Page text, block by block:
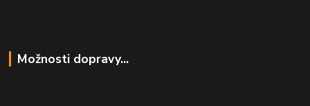
Možnosti dopravy...